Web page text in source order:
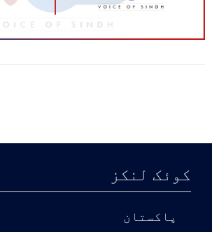
کوئک لنکز
پاکستان